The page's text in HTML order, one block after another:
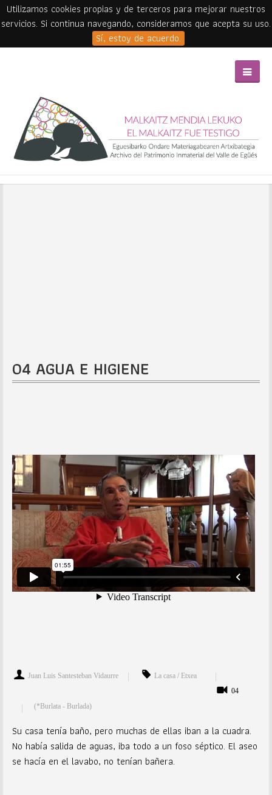
Utilizamos cookies propias y de terceros para mejorar nuestros
servicios. Si continua navegando, consideramos que acepta su uso.
Sí, estoy de acuerdo.
04 AGUA E HIGIENE
Juan Luis Santesteban Vidaurre
La casa / Etxea
04
(*Burlata - Burlada)
Su casa tenía baño, pero muchas de ellas iban a la cuadra.
No había salida de aguas, iba todo a un foso séptico. El aseo
se hacía en el lavabo, no tenían bañera.